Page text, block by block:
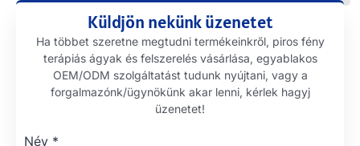
Küldjön nekünk üzenetet
Ha többet szeretne megtudni termékeinkről, piros fény
terápiás ágyak és felszerelés vásárlása, egyablakos
OEM/ODM szolgáltatást tudunk nyújtani, vagy a
forgalmazónk/ügynökünk akar lenni, kérlek hagyj
üzenetet!
Név *